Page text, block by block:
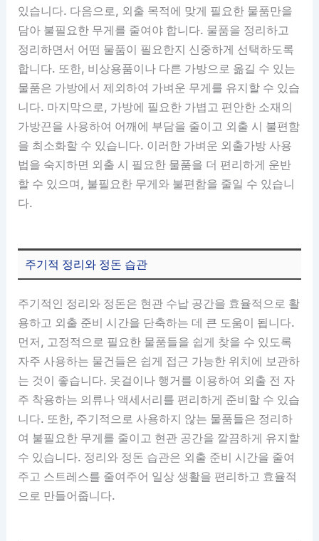
있습니다. 다음으로, 외출 목적에 맞게 필요한 물품만을
담아 불필요한 무게를 줄여야 합니다. 물품을 정리하고
정리하면서 어떤 물품이 필요한지 신중하게 선택하도록
합니다. 또한, 비상용품이나 다른 가방으로 옮길 수 있는
물품은 가방에서 제외하여 가벼운 무게를 유지할 수 있습
니다. 마지막으로, 가방에 필요한 가볍고 편안한 소재의
가방끈을 사용하여 어깨에 부담을 줄이고 외출 시 불편함
을 최소화할 수 있습니다. 이러한 가벼운 외출가방 사용
법을 숙지하면 외출 시 필요한 물품을 더 편리하게 운반
할 수 있으며, 불필요한 무게와 불편함을 줄일 수 있습니
다.
주기적 정리와 정돈 습관
주기적인 정리와 정돈은 현관 수납 공간을 효율적으로 활
용하고 외출 준비 시간을 단축하는 데 큰 도움이 됩니다.
먼저, 고정적으로 필요한 물품들을 쉽게 찾을 수 있도록
자주 사용하는 물건들은 쉽게 접근 가능한 위치에 보관하
는 것이 좋습니다. 옷걸이나 행거를 이용하여 외출 전 자
주 착용하는 의류나 액세서리를 편리하게 준비할 수 있습
니다. 또한, 주기적으로 사용하지 않는 물품들은 정리하
여 불필요한 무게를 줄이고 현관 공간을 깔끔하게 유지할
수 있습니다. 정리와 정돈 습관은 외출 준비 시간을 줄여
주고 스트레스를 줄여주어 일상 생활을 편리하고 효율적
으로 만들어줍니다.